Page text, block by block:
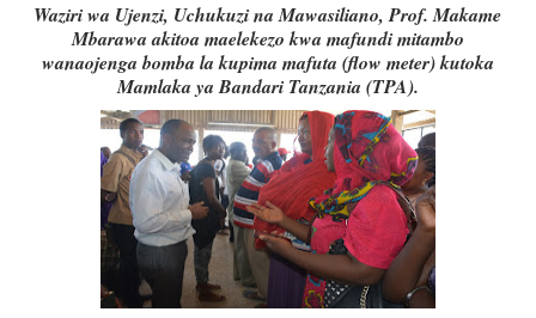
Waziri wa Ujenzi, Uchukuzi na Mawasiliano, Prof. Makame
Mbarawa akitoa maelekezo kwa mafundi mitambo
wanaojenga bomba la kupima mafuta (flow meter) kutoka
Mamlaka ya Bandari Tanzania (TPA).